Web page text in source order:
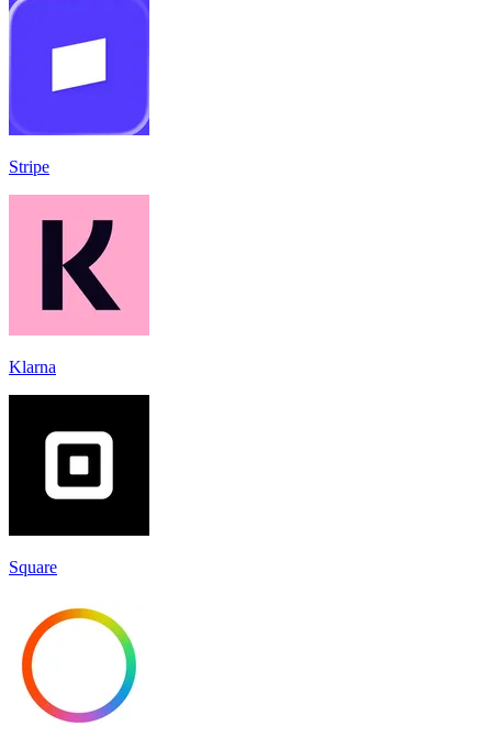
Stripe
Klarna
Square